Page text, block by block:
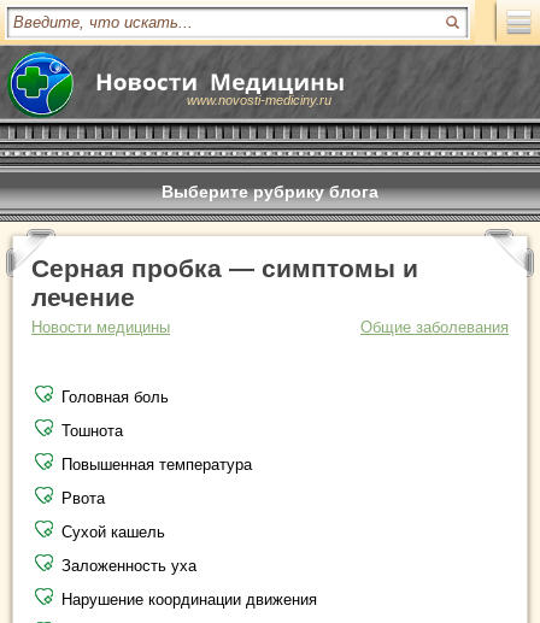
www.novosti-mediciny.ru
Выберите рубрику блога
Серная пробка — симптомы и
лечение
Новости медицины Общие заболевания
Головная боль
Тошнота
Повышенная температура
Рвота
Сухой кашель
Заложенность уха
Нарушение координации движения